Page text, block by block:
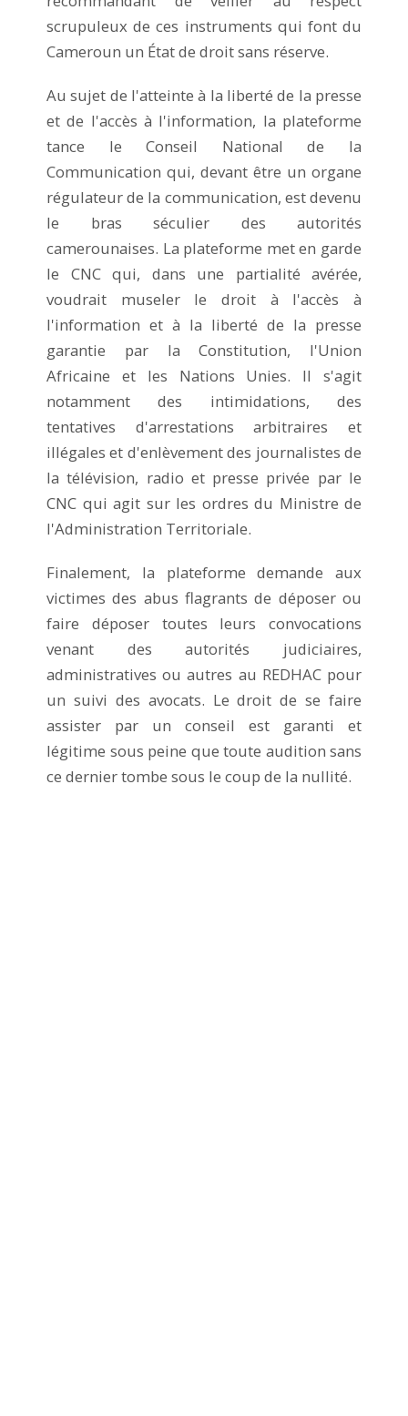
scrupuleux de ces instruments qui font du
Cameroun un État de droit sans réserve.
Au sujet de l'atteinte à la liberté de la presse
et de l'accès à l'information, la plateforme
tance le Conseil National de la
Communication qui, devant être un organe
régulateur de la communication, est devenu
le bras séculier des autorités
camerounaises. La plateforme met en garde
le CNC qui, dans une partialité avérée,
voudrait museler le droit à l'accès à
l'information et à la liberté de la presse
garantie par la Constitution, l'Union
Africaine et les Nations Unies. Il s'agit
notamment des intimidations, des
tentatives d'arrestations arbitraires et
illégales et d'enlèvement des journalistes de
la télévision, radio et presse privée par le
CNC qui agit sur les ordres du Ministre de
l'Administration Territoriale.
Finalement, la plateforme demande aux
victimes des abus flagrants de déposer ou
faire déposer toutes leurs convocations
venant des autorités judiciaires,
administratives ou autres au REDHAC pour
un suivi des avocats. Le droit de se faire
assister par un conseil est garanti et
légitime sous peine que toute audition sans
ce dernier tombe sous le coup de la nullité.